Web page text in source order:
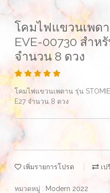
โคมไฟแขวนเพด
EVE-00730 สำห
จำนวน 8 ดวง
โคมไฟแขวนเพดาน รุ่น
E27 จำนวน 8 ดวง
เพิ่มรายการโปรด เป
หมวดหมู่ : Modern 2022